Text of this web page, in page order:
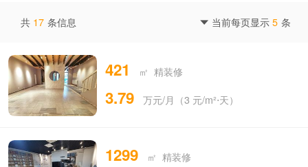
共 17 条信息  当前每页显示 5 条
421 ㎡ 精装修
3.79 万元/月（3 元/m²⋅天）
1299 ㎡ 精装修